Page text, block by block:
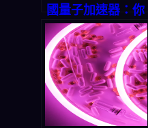
國量子加速器：你
該怎麼看懂 2026
量子生態系的下一
輪落點？